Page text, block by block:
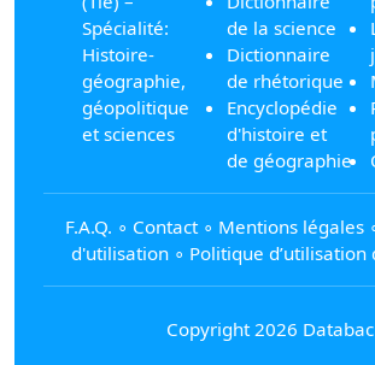
Spécialité:
Histoire-
géographie,
géopolitique
et sciences
de la science
Dictionnaire
de rhétorique
Encyclopédie
d'histoire et
de géographie
F.A.Q. ∘ Contact∘ Mentions légales
d'utilisation∘ Politique d’utilisation
Copyright 2026 Databac